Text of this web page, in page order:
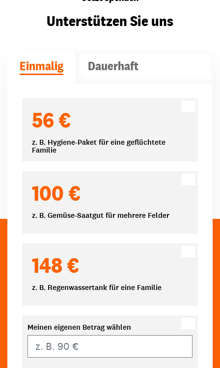
Unterstützen Sie uns
Einmalig Dauerhaft
56 €
z. B. Hygiene-Paket für eine geflüchtete
Familie
100 €
z. B. Gemüse-Saatgut für mehrere Felder
148 €
z. B. Regenwassertank für eine Familie
Meinen eigenen Betrag wählen